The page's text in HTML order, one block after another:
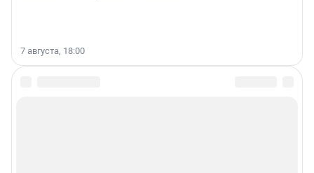
7 августа, 18:00